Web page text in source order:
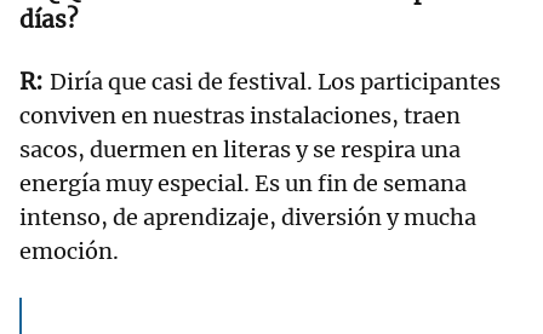
días?
Diría que casi de festival. Los participantes
conviven en nuestras instalaciones, traen
sacos, duermen en literas y se respira una
energía muy especial. Es un fin de semana
intenso, de aprendizaje, diversión y mucha
emoción.